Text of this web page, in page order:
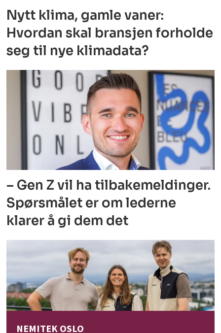
Nytt klima, gamle vaner:
Hvordan skal bransjen forholde
seg til nye klimadata?
– Gen Z vil ha tilbakemeldinger.
Spørsmålet er om lederne
klarer å gi dem det
NEMITEK OSLO